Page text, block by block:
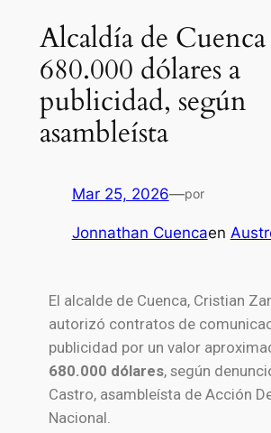
Alcaldía de
680.000 dólares a
publicidad, según
asambleísta
Mar 25, 2026—por
Jonnathan Cuencaen
El alcalde de Cuenca, Cristian
autorizó contratos de
publicidad por un valor
680.000 dólares, según
Castro, asambleísta de Acción
Nacional.